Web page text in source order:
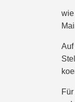
wie
Auf